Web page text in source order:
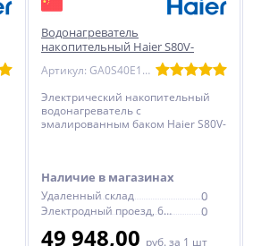
Водонагреватель
накопительный Haier S80V-
COLOR(S) эмаль - круглый
бежевый
Артикул: GA0S40E1CRU
Электрический накопительный
водонагреватель с
эмалированным баком Haier S80V-
Наличие в магазинах
Удаленный склад 0
Электродный проезд, 6с1 0
49 948,00 руб. за 1 шт